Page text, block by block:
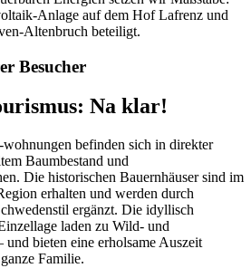
Anlage auf dem Hof Lafrenz und
Altenbruch beteiligt.
Besucher
Na klar!
wohnungen befinden sich in direkter
Baumbestand und
Die historischen Bauernhäuser sind im
erhalten und werden durch
ergänzt. Die idyllisch
laden zu Wild- und
und bieten eine erholsame Auszeit
Familie.